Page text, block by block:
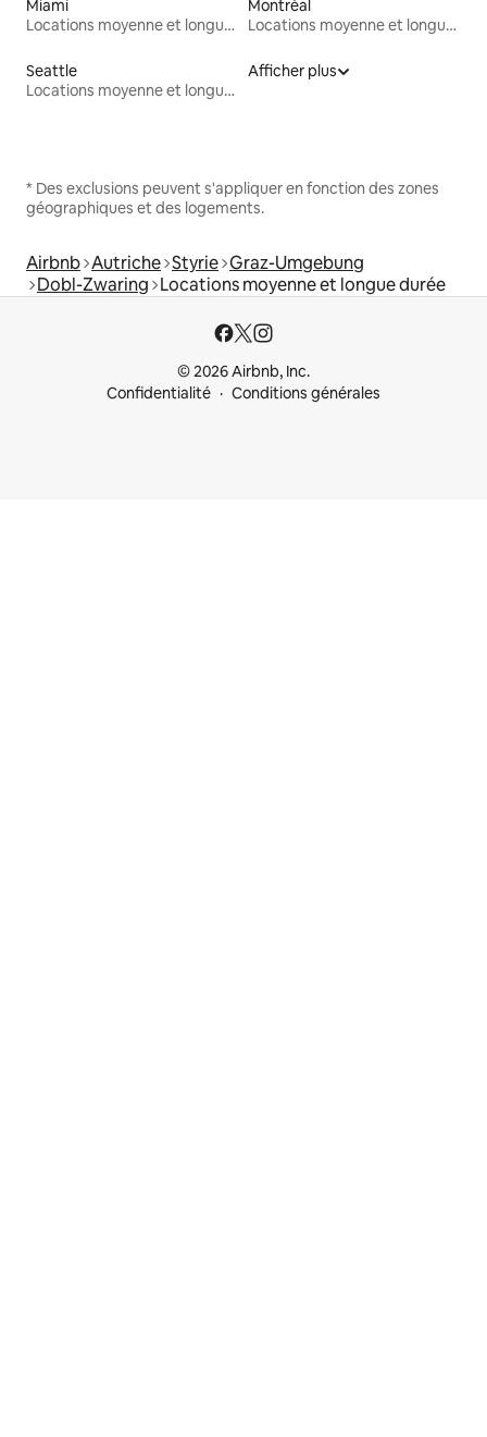
Miami
Locations moyenne et longue durée
Montréal
Locations moyenne et longue durée
Seattle
Locations moyenne et longue durée
Afficher plus
* Des exclusions peuvent s'appliquer en fonction des zones
géographiques et des logements.
Airbnb Autriche Styrie Graz-Umgebung
Dobl-Zwaring Locations moyenne et longue durée
© 2026 Airbnb, Inc.
Confidentialité
Conditions générales